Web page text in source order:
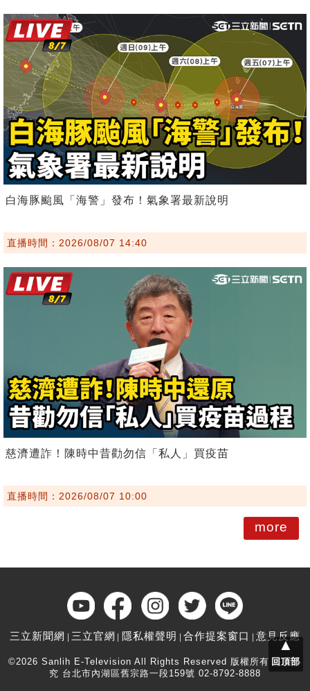
白海豚颱風「海警」發布！氣象署最新說明
直播時間：2026/08/07 14:40
慈濟遭詐！陳時中昔勸勿信「私人」買疫苗
直播時間：2026/08/07 10:00
more
三立新聞網 三立官網 隱私權聲明 合作提案窗口 意見反應
©2026 Sanlih E-Television All Rights Reserved 版權所有 盜用必
究 台北市內湖區舊宗路一段159號 02-8792-8888
▲
回頂部